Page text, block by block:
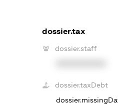
dossier.tax
dossier.staff
dossier.taxDebt